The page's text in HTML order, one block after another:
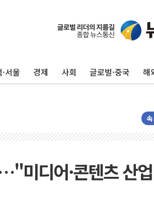
서울 경제 사회 글로벌·중국 해
미디어·콘텐츠 산